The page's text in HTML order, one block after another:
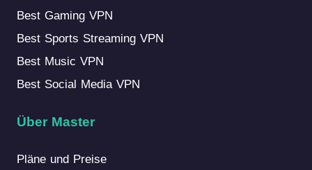
Best Gaming VPN
Best Sports Streaming VPN
Best Music VPN
Best Social Media VPN
Über Master
Pläne und Preise